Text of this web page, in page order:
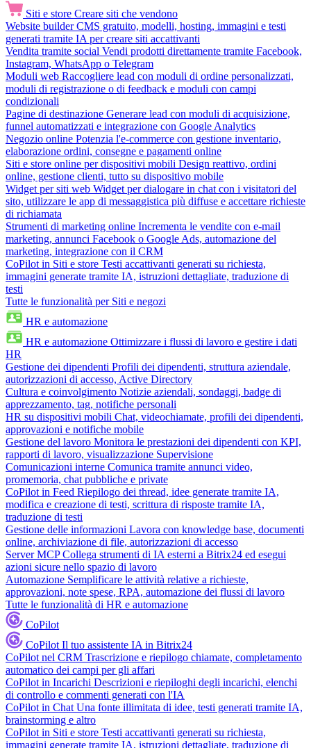
Siti e store Creare siti che vendono
Website builder CMS gratuito, modelli, hosting, immagini e testi
generati tramite IA per creare siti accattivanti
Vendita tramite social Vendi prodotti direttamente tramite Facebook,
Instagram, WhatsApp o Telegram
Moduli web Raccogliere lead con moduli di ordine personalizzati,
moduli di registrazione o di feedback e moduli con campi
condizionali
Pagine di destinazione Generare lead con moduli di acquisizione,
funnel automatizzati e integrazione con Google Analytics
Negozio online Potenzia l'e-commerce con gestione inventario,
elaborazione ordini, consegne e pagamenti online
Siti e store online per dispositivi mobili Design reattivo, ordini
online, gestione clienti, tutto su dispositivo mobile
Widget per siti web Widget per dialogare in chat con i visitatori del
sito, utilizzare le app di messaggistica più diffuse e accettare richieste
di richiamata
Strumenti di marketing online Incrementa le vendite con e-mail
marketing, annunci Facebook o Google Ads, automazione del
marketing, integrazione con il CRM
CoPilot in Siti e store Testi accattivanti generati su richiesta,
immagini generate tramite IA, istruzioni dettagliate, traduzione di
testi
Tutte le funzionalità per Siti e negozi
HR e automazione
HR e automazione Ottimizzare i flussi di lavoro e gestire i dati
HR
Gestione dei dipendenti Profili dei dipendenti, struttura aziendale,
autorizzazioni di accesso, Active Directory
Cultura e coinvolgimento Notizie aziendali, sondaggi, badge di
apprezzamento, tag, notifiche personali
HR su dispositivi mobili Chat, videochiamate, profili dei dipendenti,
approvazioni e notifiche mobile
Gestione del lavoro Monitora le prestazioni dei dipendenti con KPI,
rapporti di lavoro, visualizzazione Supervisione
Comunicazioni interne Comunica tramite annunci video,
promemoria, chat pubbliche e private
CoPilot in Feed Riepilogo dei thread, idee generate tramite IA,
modifica e creazione di testi, scrittura di risposte tramite IA,
traduzione di testi
Gestione delle informazioni Lavora con knowledge base, documenti
online, archiviazione di file, autorizzazioni di accesso
Server MCP Collega strumenti di IA esterni a Bitrix24 ed esegui
azioni sicure nello spazio di lavoro
Automazione Semplificare le attività relative a richieste,
approvazioni, note spese, RPA, automazione dei flussi di lavoro
Tutte le funzionalità di HR e automazione
CoPilot
CoPilot Il tuo assistente IA in Bitrix24
CoPilot nel CRM Trascrizione e riepilogo chiamate, completamento
automatico dei campi per gli affari
CoPilot in Incarichi Descrizioni e riepiloghi degli incarichi, elenchi
di controllo e commenti generati con l'IA
CoPilot in Chat Una fonte illimitata di idee, testi generati tramite IA,
brainstorming e altro
CoPilot in Siti e store Testi accattivanti generati su richiesta,
immagini generate tramite IA, istruzioni dettagliate, traduzione di